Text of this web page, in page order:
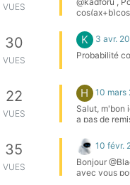
une-
VUES
principe pour
période est
fonction
30
VUES
K
3 avr.
Probabilité
22
VUES
H
10 mars
Salut, m'bon
a pas de
le nombre
35
VUES
10 févr.
Bonjour
avec vous